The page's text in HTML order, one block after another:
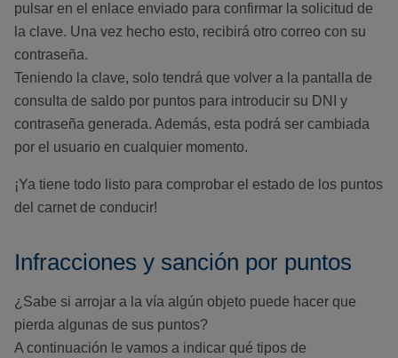
pulsar en el enlace enviado para confirmar la solicitud de
la clave. Una vez hecho esto, recibirá otro correo con su
contraseña.
Teniendo la clave, solo tendrá que volver a la pantalla de
consulta de saldo por puntos para introducir su DNI y
contraseña generada. Además, esta podrá ser cambiada
por el usuario en cualquier momento.
¡Ya tiene todo listo para comprobar el estado de los puntos
del carnet de conducir!
Infracciones y sanción por puntos
¿Sabe si arrojar a la vía algún objeto puede hacer que
pierda algunas de sus puntos?
A continuación le vamos a indicar qué tipos de